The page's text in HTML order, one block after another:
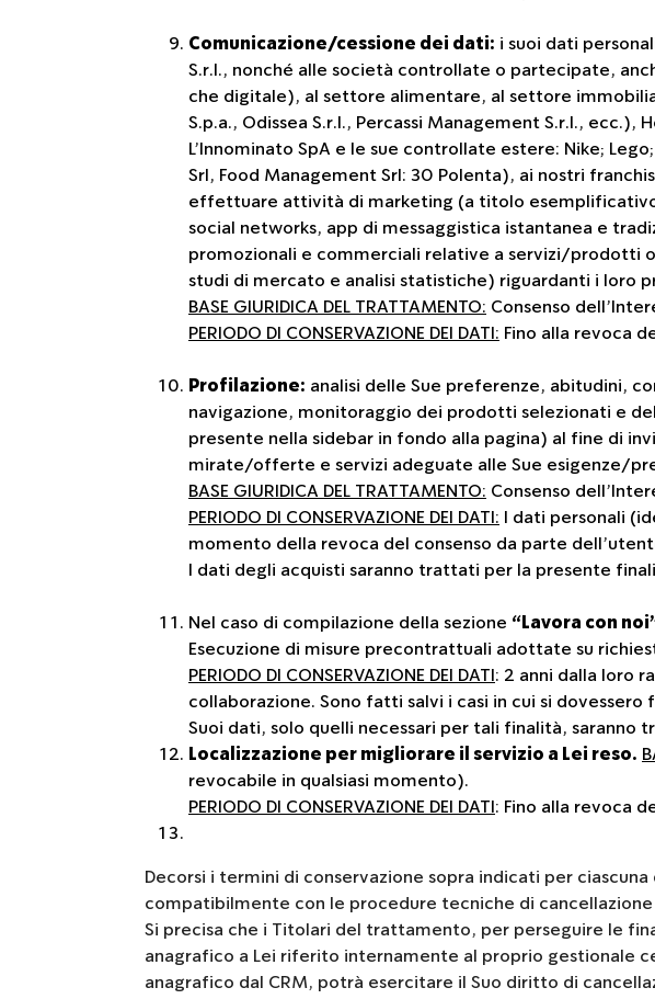
Comunicazione/cessione dei dati: i suoi dati
S.r.l., nonché alle società controllate o partecipate,
che digitale), al settore alimentare, al settore
S.p.a., Odissea S.r.l., Percassi Management S.r.l.,
L’Innominato SpA e le sue controllate estere: Nike;
Srl, Food Management Srl: 30 Polenta), ai nostri
effettuare attività di marketing (a titolo
social networks, app di messaggistica istantanea e
promozionali e commerciali relative a servizi/prodotti
studi di mercato e analisi statistiche) riguardanti i loro
BASE GIURIDICA DEL TRATTAMENTO: Consenso
PERIODO DI CONSERVAZIONE DEI DATI: Fino alla revoca
Profilazione: analisi delle Sue preferenze, abitudini,
navigazione, monitoraggio dei prodotti selezionati e
presente nella sidebar in fondo alla pagina) al fine di
mirate/offerte e servizi adeguate alle Sue esigenze/
BASE GIURIDICA DEL TRATTAMENTO: Consenso
PERIODO DI CONSERVAZIONE DEI DATI: I dati personali
momento della revoca del consenso da parte
I dati degli acquisti saranno trattati per la presente
Nel caso di compilazione della sezione “Lavora con
Esecuzione di misure precontrattuali adottate su
PERIODO DI CONSERVAZIONE DEI DATI : 2 anni dalla loro
collaborazione. Sono fatti salvi i casi in cui si
Suoi dati, solo quelli necessari per tali finalità,
Localizzazione per migliorare il servizio a Lei reso.
revocabile in qualsiasi momento).
PERIODO DI CONSERVAZIONE DEI DATI : Fino alla revoca
Decorsi i termini di conservazione sopra indicati per
compatibilmente con le procedure tecniche di
Si precisa che i Titolari del trattamento, per perseguire le
anagrafico a Lei riferito internamente al proprio gestionale
anagrafico dal CRM, potrà esercitare il Suo diritto di